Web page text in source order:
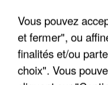
UNE TOURISTE DE
COULÉE DE BOUE
Vous pouvez
et fermer", ou
finalités et/ou
choix". Vous